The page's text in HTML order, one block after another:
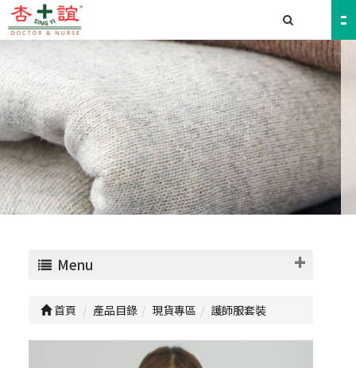
Menu
首頁 產品目錄 現貨專區 護師服套裝